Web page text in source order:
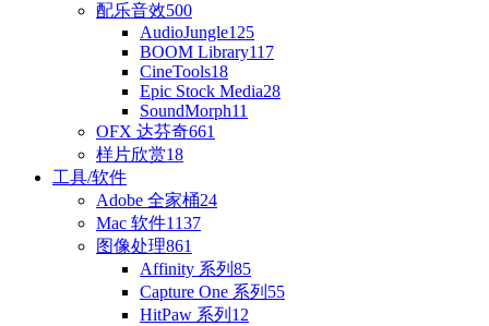
配乐音效500
AudioJungle125
BOOM Library117
CineTools18
Epic Stock Media28
SoundMorph11
OFX 达芬奇661
样片欣赏18
工具/软件
Adobe 全家桶24
Mac 软件1137
图像处理861
Affinity 系列 85
Capture One 系列 55
HitPaw 系列 12